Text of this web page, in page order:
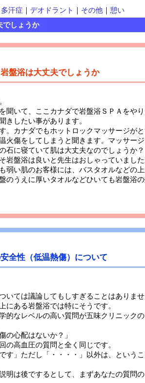
多汗症 デオドラント その他
憩い
しょうか
盤浴は大丈夫でしょうか
聞いて、ここカナダで岩盤浴ＳＰＡをや
きしたい事があります。
。カナダでもホットロックマッサージが
火傷をしてしまうと聞きます。マッサー
石に寝ていて肌は大丈夫なのでしょうか？
岩盤浴は良いと先生はおしゃっていまし
い肌のお客様には、バスタオルなどの
のうえに厚いタオルなどひいても岩盤浴
全性（低温熱傷）について
いては議論してもしすぎることはありま
にある岩盤浴では特にそうです。
的なレベルの高い質問が五味クリニック
の心配はないか？」
の高血圧の質問と全く同じです。
す」ただし「・・・・」以外は、というこ
明は後でするとして、まずあなたの質問